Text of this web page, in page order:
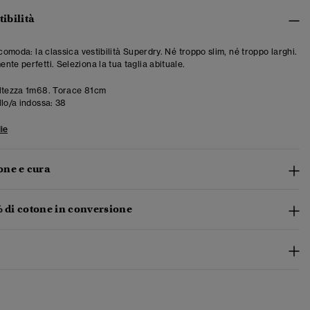
la classica vestibilità Superdry. Né troppo slim, né troppo larghi.
perfetti. Seleziona la tua taglia abituale.
1m68. Torace 81cm
a indossa: 38
e cura
di cotone in conversione